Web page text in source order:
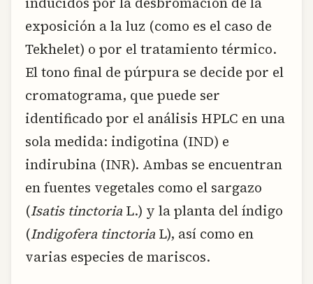
exposición a la luz (como es el caso de
Tekhelet) o por el tratamiento térmico.
El tono final de púrpura se decide por el
cromatograma, que puede ser
identificado por el análisis HPLC en una
sola medida: indigotina (IND) e
indirubina (INR). Ambas se encuentran
en fuentes vegetales como el sargazo
(Isatis tinctoriaL.) y la planta del índigo
(Indigofera tinctoriaL), así como en
varias especies de mariscos.